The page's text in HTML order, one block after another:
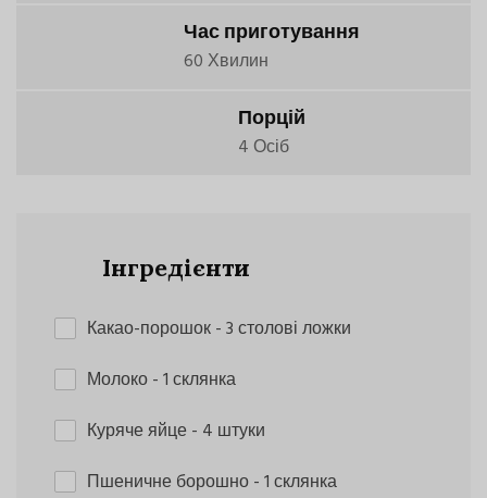
Час приготування
60 Хвилин
Порцій
4 Осіб
Інгредієнти
Какао-порошок- 3 столові ложки
Молоко- 1 склянка
Куряче яйце- 4 штуки
Пшеничне борошно- 1 склянка